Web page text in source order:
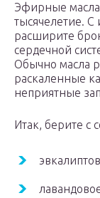
Эфирные
тысячелетие. С
расширите
сердечной
Обычно масла
раскаленные
неприятные
Итак, берите с